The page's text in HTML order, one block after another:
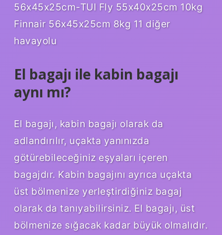
56x45x25cm-TUI Fly 55x40x25cm 10kg
Finnair 56x45x25cm 8kg 11 diğer
havayolu
El bagajı ile kabin bagajı
aynı mı?
El bagajı, kabin bagajı olarak da
adlandırılır, uçakta yanınızda
götürebileceğiniz eşyaları içeren
bagajdır. Kabin bagajını ayrıca uçakta
üst bölmenize yerleştirdiğiniz bagaj
olarak da tanıyabilirsiniz. El bagajı, üst
bölmenize sığacak kadar büyük olmalıdır.